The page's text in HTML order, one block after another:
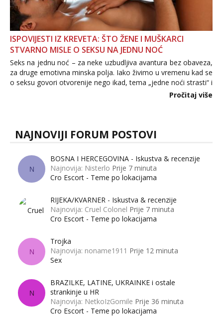
ISPOVIJESTI IZ KREVETA: ŠTO ŽENE I MUŠKARCI
STVARNO MISLE O SEKSU NA JEDNU NOĆ
Seks na jednu noć – za neke uzbudljiva avantura bez obaveza,
za druge emotivna minska polja. Iako živimo u vremenu kad se
o seksu govori otvorenije nego ikad, tema „jedne noći strasti“ i
dalje izaziva burne rasprave. Što zapravo misle žene, a što
Pročitaj više
NAJNOVIJI FORUM POSTOVI
N
BOSNA I HERCEGOVINA - Iskustva & recenzije
Najnovija: Nisterlo Prije 7 minuta
Cro Escort - Teme po lokacijama
RIJEKA/KVARNER - Iskustva & recenzije
Najnovija: Cruel Colonel Prije 7 minuta
Cro Escort - Teme po lokacijama
N
Trojka
Najnovija: noname1911 Prije 12 minuta
Sex
N
BRAZILKE, LATINE, UKRAINKE i ostale
strankinje u HR
Najnovija: NetkoIzGomile Prije 36 minuta
Cro Escort - Teme po lokacijama